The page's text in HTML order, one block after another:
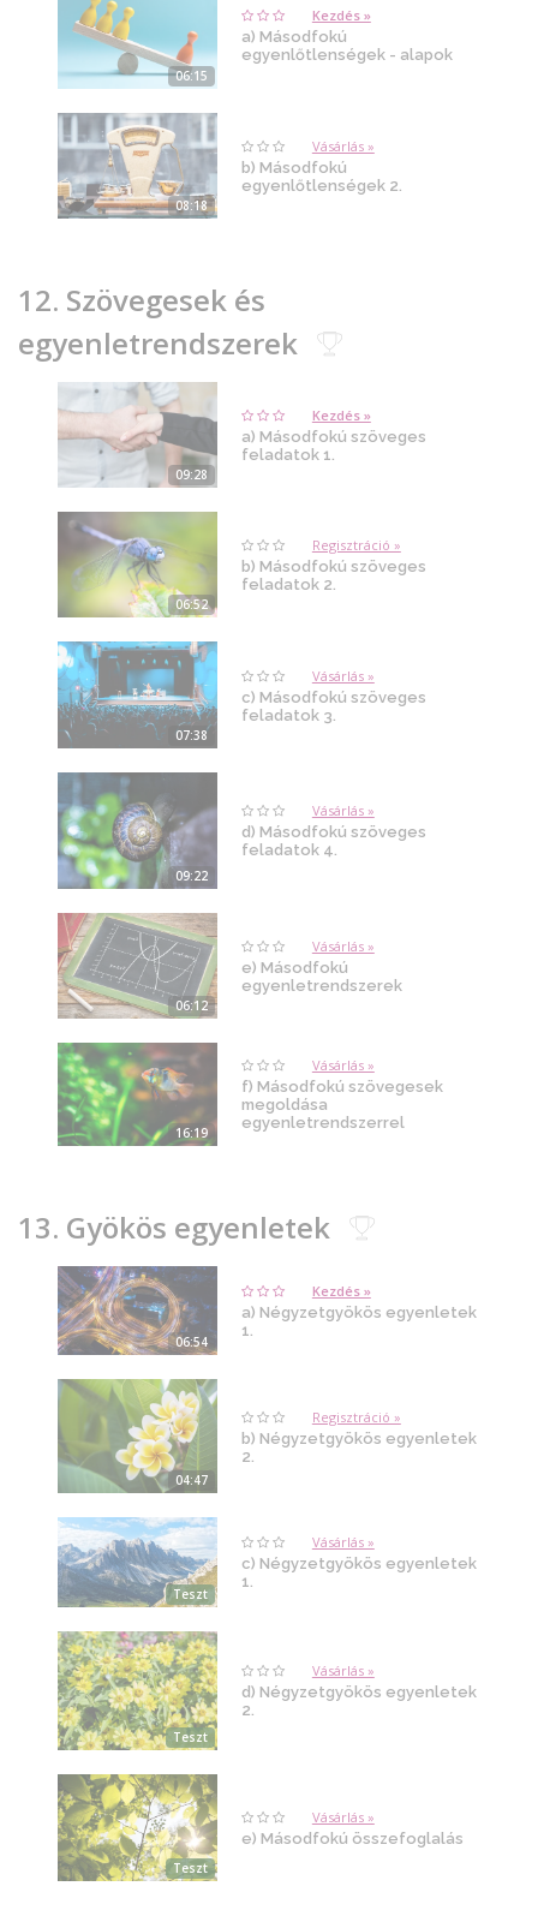
06:15
Kezdés »
a) Másodfokú
egyenlőtlenségek - alapok
08:18
Vásárlás »
b) Másodfokú
egyenlőtlenségek 2.
12. Szövegesek és
egyenletrendszerek
09:28
Kezdés »
a) Másodfokú szöveges
feladatok 1.
06:52
Regisztráció »
b) Másodfokú szöveges
feladatok 2.
07:38
Vásárlás »
c) Másodfokú szöveges
feladatok 3.
09:22
Vásárlás »
d) Másodfokú szöveges
feladatok 4.
06:12
Vásárlás »
e) Másodfokú
egyenletrendszerek
16:19
Vásárlás »
f) Másodfokú szövegesek
megoldása
egyenletrendszerrel
13. Gyökös egyenletek
06:54
Kezdés »
a) Négyzetgyökös egyenletek
1.
04:47
Regisztráció »
b) Négyzetgyökös egyenletek
2.
Teszt
Vásárlás »
c) Négyzetgyökös egyenletek
1.
Teszt
Vásárlás »
d) Négyzetgyökös egyenletek
2.
Teszt
Vásárlás »
e) Másodfokú összefoglalás